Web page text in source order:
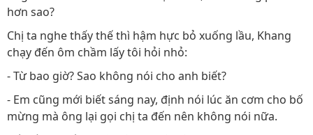
hơn sao?
Chị ta nghe thấy thế thì hậm hực bỏ xuống lầu, Khang
chạy đến ôm chầm lấy tôi hỏi nhỏ:
- Từ bao giờ? Sao không nói cho anh biết?
- Em cũng mới biết sáng nay, định nói lúc ăn cơm cho bố
mừng mà ông lại gọi chị ta đến nên không nói nữa.